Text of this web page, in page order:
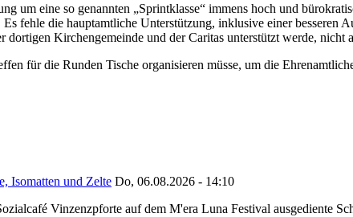
um eine so genannten „Sprintklasse“ immens hoch und
fehle die hauptamtliche Unterstützung, inklusive einer besseren
Kirchengemeinde und der Caritas unterstützt werde, nicht
für die Runden Tische organisieren müsse, um die
Isomatten und Zelte Do, 06.08.2026 - 14:10
Vinzenzpforte auf dem M'era Luna Festival ausgediente